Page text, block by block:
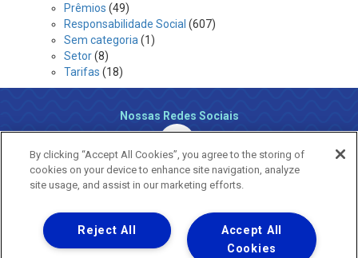
Prêmios (49)
Responsabilidade Social (607)
Sem categoria (1)
Setor(8)
Tarifas (18)
Nossas Redes Sociais
Uma empresa
Copyright ® 2026 - Todos os Direitos Reservados.
By clicking “Accept All Cookies”, you agree to the storing of
cookies on your device to enhance site navigation, analyze
site usage, and assist in our marketing efforts.
Accept All
Cookies
Reject All